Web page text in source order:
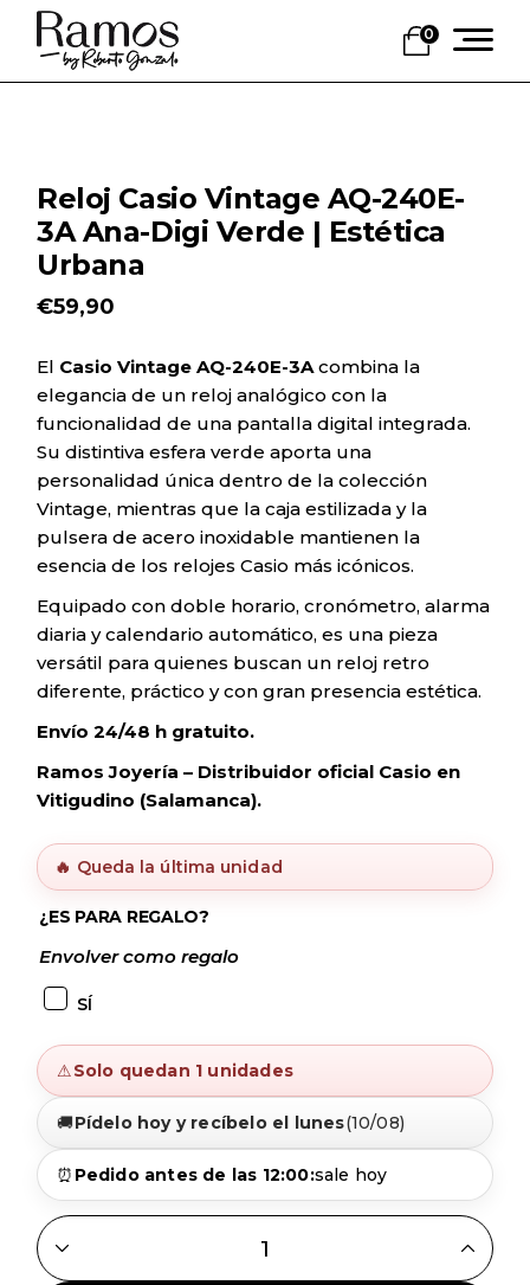
Skip
content
0
Reloj Casio Vintage AQ-240E-
3A Ana-Digi Verde | Estética
Urbana
€59,90
El Casio Vintage AQ-240E-3Acombina la
elegancia de un reloj analógico con la
funcionalidad de una pantalla digital integrada.
Su distintiva esfera verde aporta una
personalidad única dentro de la colección
Vintage, mientras que la caja estilizada y la
pulsera de acero inoxidable mantienen la
esencia de los relojes Casio más icónicos.
Equipado con doble horario, cronómetro, alarma
diaria y calendario automático, es una pieza
versátil para quienes buscan un reloj retro
diferente, práctico y con gran presencia estética.
Envío 24/48 h gratuito.
Ramos Joyería – Distribuidor oficial Casio en
Vitigudino (Salamanca).
🔥 Queda la última unidad
¿ES PARA REGALO?
Envolver como regalo
SÍ
⚠Solo quedan 1 unidades
🚚Pídelo hoy y recíbelo el lunes(10/08)
⏰ Pedido antes de las 12:00:sale hoy
RELOJ CASIO VINTAGE AQ-240E-3A ANA-DIGI VERDE |